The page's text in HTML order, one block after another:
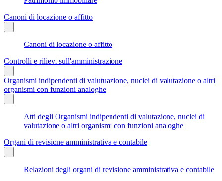
Canoni di locazione o affitto
Canoni di locazione o affitto
Controlli e rilievi sull'amministrazione
Organismi indipendenti di valutuazione, nuclei di valutazione o altri
organismi con funzioni analoghe
Atti degli Organismi indipendenti di valutazione, nuclei di
valutazione o altri organismi con funzioni analoghe
Organi di revisione amministrativa e contabile
Relazioni degli organi di revisione amministrativa e contabile